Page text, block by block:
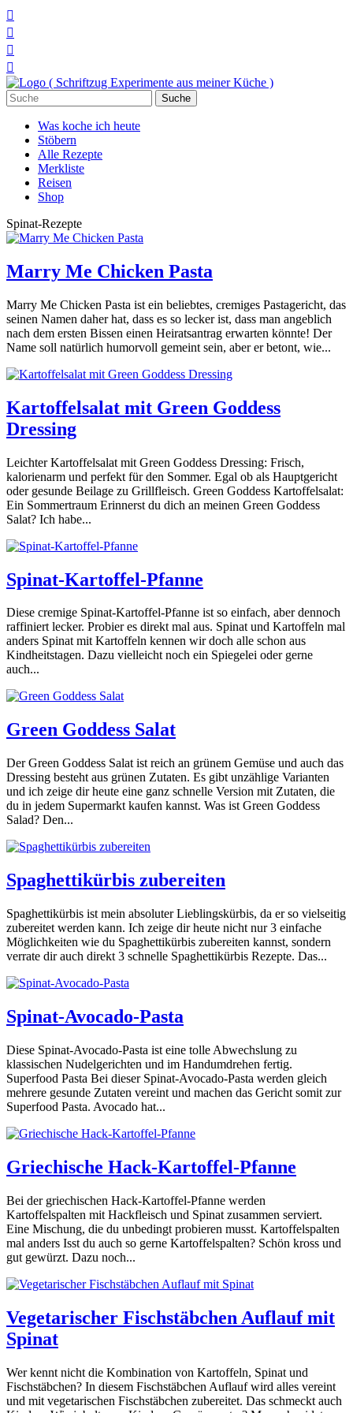




Suchen
nach:
Was koche ich heute
Stöbern
Alle Rezepte
Merkliste
Reisen
Shop
Spinat-Rezepte
Marry Me Chicken Pasta
Marry Me Chicken Pasta ist ein beliebtes, cremiges Pastagericht, das
seinen Namen daher hat, dass es so lecker ist, dass man angeblich
nach dem ersten Bissen einen Heiratsantrag erwarten könnte! Der
Name soll natürlich humorvoll gemeint sein, aber er betont, wie...
Kartoffelsalat mit Green Goddess
Dressing
Leichter Kartoffelsalat mit Green Goddess Dressing: Frisch,
kalorienarm und perfekt für den Sommer. Egal ob als Hauptgericht
oder gesunde Beilage zu Grillfleisch. Green Goddess Kartoffelsalat:
Ein Sommertraum Erinnerst du dich an meinen Green Goddess
Salat? Ich habe...
Spinat-Kartoffel-Pfanne
Diese cremige Spinat-Kartoffel-Pfanne ist so einfach, aber dennoch
raffiniert lecker. Probier es direkt mal aus. Spinat und Kartoffeln mal
anders Spinat mit Kartoffeln kennen wir doch alle schon aus
Kindheitstagen. Dazu vielleicht noch ein Spiegelei oder gerne
auch...
Green Goddess Salat
Der Green Goddess Salat ist reich an grünem Gemüse und auch das
Dressing besteht aus grünen Zutaten. Es gibt unzählige Varianten
und ich zeige dir heute eine ganz schnelle Version mit Zutaten, die
du in jedem Supermarkt kaufen kannst. Was ist Green Goddess
Salad? Den...
Spaghettikürbis zubereiten
Spaghettikürbis ist mein absoluter Lieblingskürbis, da er so vielseitig
zubereitet werden kann. Ich zeige dir heute nicht nur 3 einfache
Möglichkeiten wie du Spaghettikürbis zubereiten kannst, sondern
verrate dir auch direkt 3 schnelle Spaghettikürbis Rezepte. Das...
Spinat-Avocado-Pasta
Diese Spinat-Avocado-Pasta ist eine tolle Abwechslung zu
klassischen Nudelgerichten und im Handumdrehen fertig.
Superfood Pasta Bei dieser Spinat-Avocado-Pasta werden gleich
mehrere gesunde Zutaten vereint und machen das Gericht somit zur
Superfood Pasta. Avocado hat...
Griechische Hack-Kartoffel-Pfanne
Bei der griechischen Hack-Kartoffel-Pfanne werden
Kartoffelspalten mit Hackfleisch und Spinat zusammen serviert.
Eine Mischung, die du unbedingt probieren musst. Kartoffelspalten
mal anders Isst du auch so gerne Kartoffelspalten? Schön kross und
gut gewürzt. Dazu noch...
Vegetarischer Fischstäbchen Auflauf mit
Spinat
Wer kennt nicht die Kombination von Kartoffeln, Spinat und
Fischstäbchen? In diesem Fischstäbchen Auflauf wird alles vereint
und mit vegetarischen Fischstäbchen zubereitet. Das schmeckt auch